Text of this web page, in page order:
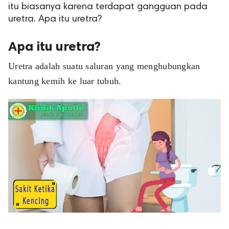
itu biasanya karena terdapat gangguan pada
uretra. Apa itu uretra?
Apa itu uretra?
Uretra adalah suatu saluran yang menghubungkan
kantung kemih ke luar tubuh.